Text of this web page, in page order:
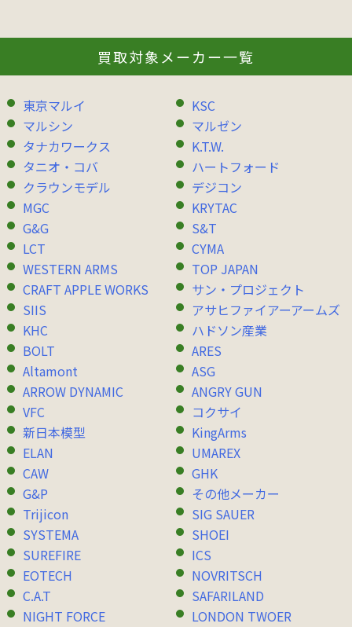
買取対象メーカー一覧
東京マルイ
KSC
マルシン
マルゼン
タナカワークス
K.T.W.
タニオ・コバ
ハートフォード
クラウンモデル
デジコン
MGC
KRYTAC
G&G
S&T
LCT
CYMA
WESTERN ARMS
TOP JAPAN
CRAFT APPLE WORKS
サン・プロジェクト
SIIS
アサヒファイアーアームズ
KHC
ハドソン産業
BOLT
ARES
Altamont
ASG
ARROW DYNAMIC
ANGRY GUN
VFC
コクサイ
新日本模型
KingArms
ELAN
UMAREX
CAW
GHK
G&P
その他メーカー
Trijicon
SIG SAUER
SYSTEMA
SHOEI
SUREFIRE
ICS
EOTECH
NOVRITSCH
C.A.T
SAFARILAND
NIGHT FORCE
LONDON TWOER